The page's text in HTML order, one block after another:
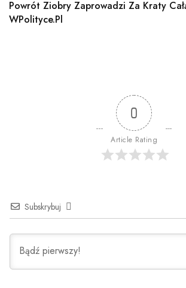
Powrót Ziobry Zaprowadzi Za Kraty
WPolityce.pl
0
Article Rating
Subskrybuj